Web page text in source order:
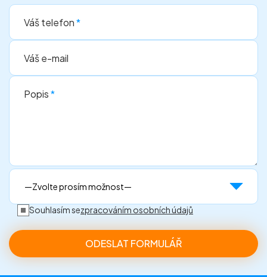
Váš telefon*
Váš e-mail
Popis*
Souhlasím sezpracováním osobních údajů